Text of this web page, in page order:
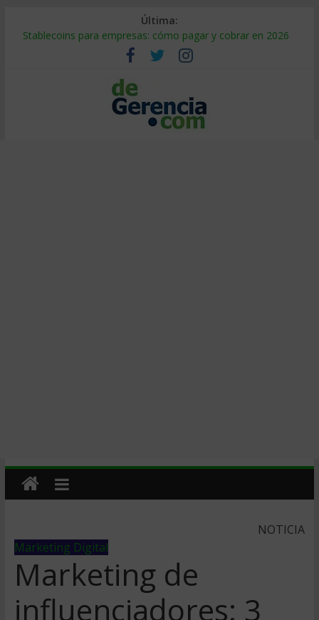
Última:
Stablecoins para empresas: cómo pagar y cobrar en 2026
Despido silencioso: qué es y por qué sale tan caro
IA en selección de personal: cómo auditarla a tiempo
Trabajo forzoso en la cadena de suministro: qué hacer
Mercado hispano de EE. UU.: cómo segmentarlo y venderle
NOTICIA
Marketing Digital
Marketing de
influenciadores: 3